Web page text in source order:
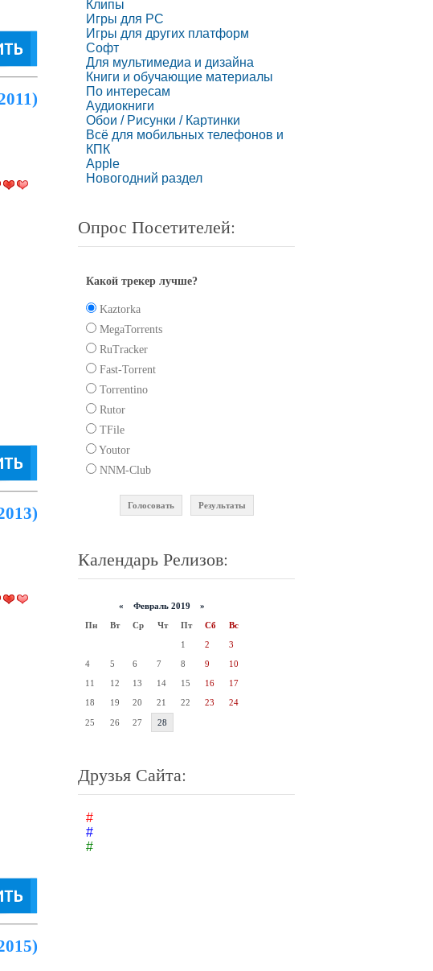
Клипы
Игры для PC
Игры для других платформ
Софт
Для мультимедиа и дизайна
Книги и обучающие материалы
По интересам
Аудиокниги
Обои / Рисунки / Картинки
Всё для мобильных телефонов и
КПК
Apple
Новогодний раздел
Опрос Посетителей:
Какой трекер лучше?
Kaztorka
MegaTorrents
RuTracker
Fast-Torrent
Torrentino
Rutor
TFile
Youtor
NNM-Club
Голосовать Результаты
Календарь Релизов:
« Февраль 2019 »
Пн
Вт Ср Чт Пт Сб
Вс
1
2
3
4
5 6 7 8 9
10
11
12 13 14 15 16
17
18
19 20 21 22 23 24
25 26 27 28
Друзья Сайта:
#
#
#